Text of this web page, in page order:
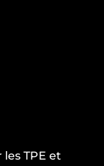
TPE et